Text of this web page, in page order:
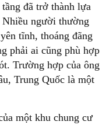
đã trở thành lựa
Nhiều người thường
tĩnh, thoáng đãng
phải ai cũng phù hợp
Trường hợp của ông
Trung Quốc là một
một khu chung cư